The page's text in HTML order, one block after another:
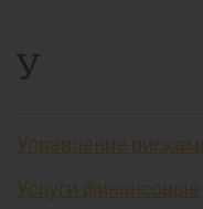
У
Управление
Услуги финансовые